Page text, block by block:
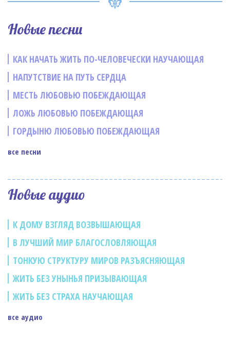
Новые песни
КАК НАЧАТЬ ЖИТЬ ПО-ЧЕЛОВЕЧЕСКИ НАУЧАЮЩАЯ
НАПУТСТВИЕ НА ПУТЬ СЕРДЦА
МЕСТЬ ЛЮБОВЬЮ ПОБЕЖДАЮЩАЯ
ЛОЖЬ ЛЮБОВЬЮ ПОБЕЖДАЮЩАЯ
ГОРДЫНЮ ЛЮБОВЬЮ ПОБЕЖДАЮЩАЯ
все песни
Новые аудио
К ДОМУ ВЗГЛЯД ВОЗВЫШАЮЩАЯ
В ЛУЧШИЙ МИР БЛАГОСЛОВЛЯЮЩАЯ
ТОНКУЮ СТРУКТУРУ МИРОВ РАЗЪЯСНЯЮЩАЯ
ЖИТЬ БЕЗ УНЫНЬЯ ПРИЗЫВАЮЩАЯ
ЖИТЬ БЕЗ СТРАХА НАУЧАЮЩАЯ
все аудио